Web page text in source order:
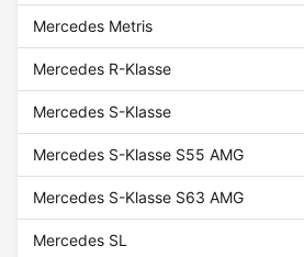
Mercedes Metris
Mercedes R-Klasse
Mercedes S-Klasse
Mercedes S-Klasse S55 AMG
Mercedes S-Klasse S63 AMG
Mercedes SL